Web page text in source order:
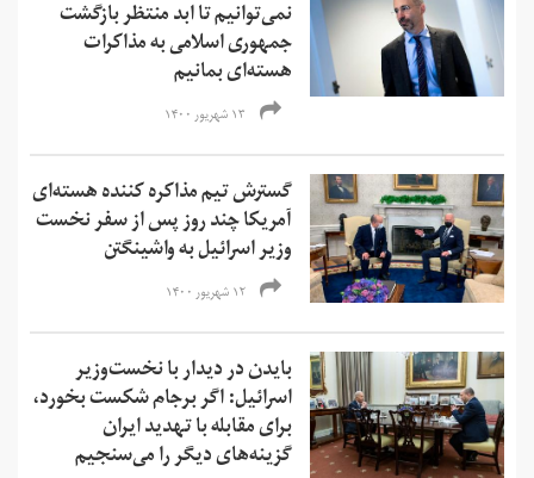
نمی‌‌توانیم تا ابد منتظر بازگشت
جمهوری اسلامی به مذاکرات
هسته‌ای بمانیم
۱۳ شهریور ۱۴۰۰
گسترش تیم مذاکره کننده هسته‌ای
آمریکا چند روز پس از سفر نخست
وزیر اسرائیل به واشینگتن
۱۲ شهریور ۱۴۰۰
بایدن در دیدار با نخست‌وزیر
اسرائیل: اگر برجام شکست بخورد،
برای مقابله با تهدید ایران
گزینه‌های دیگر را می‌سنجیم